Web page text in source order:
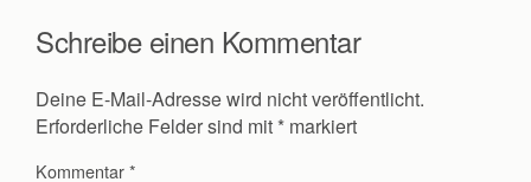
Schreibe einen Kommentar
Deine E-Mail-Adresse wird nicht veröffentlicht.
Erforderliche Felder sind mit * markiert
Kommentar*